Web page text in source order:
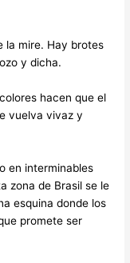
la mire. Hay brotes
y dicha.
hacen que el
vuelva vivaz y
en interminables
zona de Brasil se le
esquina donde los
promete ser